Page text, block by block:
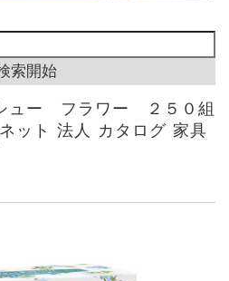
ュー フラワー ２５０組
ット 法人 カタログ 家具